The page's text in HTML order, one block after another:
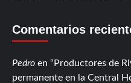
Comentarios
Pedro en
Productores de
permanente en la Central